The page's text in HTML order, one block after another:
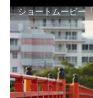
ショートムービー